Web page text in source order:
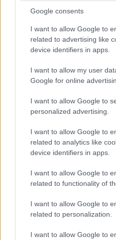
Google consents
I want to allow Google to
related to advertising like
device identifiers in apps.
I want to allow my user
Google for online
I want to allow Google to
personalized advertising.
I want to allow Google to
related to analytics like
device identifiers in apps.
I want to allow Google to
related to functionality of
I want to allow Google to
related to personalization.
I want to allow Google to
LIFESTYLE08·08·2026 19:12
Εριέττα Κούρκουλου –
φιλιά με τον Βύρωνα
ευτυχίας δεδομένη»